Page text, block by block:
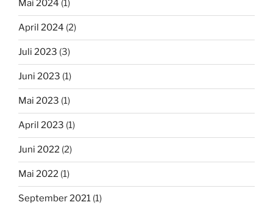
Mai 2024 (1)
April 2024 (2)
Juli 2023 (3)
Juni 2023 (1)
Mai 2023 (1)
April 2023 (1)
Juni 2022 (2)
Mai 2022 (1)
September 2021 (1)